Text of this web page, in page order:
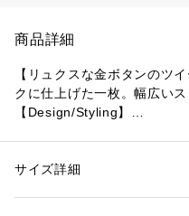
商品詳細
【リュクスな金ボタンのツ
クに仕上げた一枚。幅広いス
【Design/Styling】
コンパクトな丈感と、ゆっ
性別：レディース
素材：表地:ポリエステル84%、
サイズ詳細